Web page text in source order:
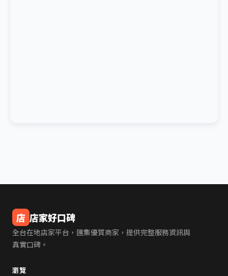
店 店家好口碑
全台在地店家平台，匯集優質商家，提供完整服務資訊與
真實口碑。
瀏覽